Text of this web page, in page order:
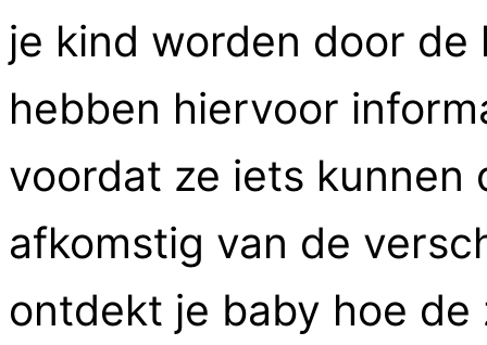
je kind worden door
hebben hiervoor
voordat ze iets kunnen
afkomstig van de
ontdekt je baby hoe